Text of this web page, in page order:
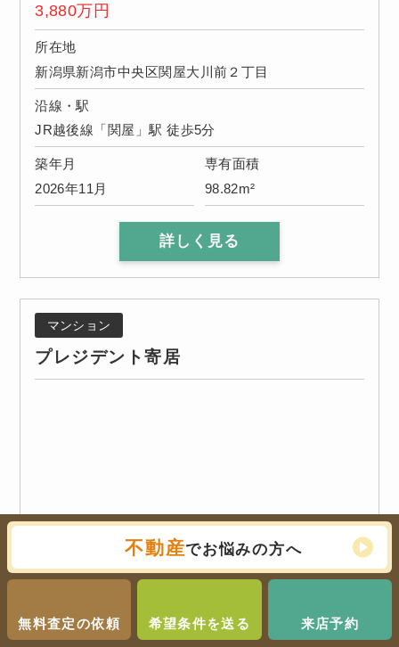
3,880万円
所在地
新潟県新潟市中央区関屋大川前２丁目
沿線・駅
JR越後線「関屋」駅 徒歩5分
築年月
2026年11月
専有面積
98.82m²
詳しく見る
マンション
プレジデント寄居
不動産でお悩みの方へ
無料査定の依頼 希望条件を送る 来店予約